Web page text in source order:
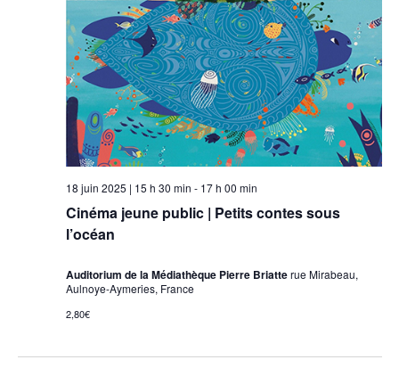
Cinéma jeune public | Petits contes sous
l’océan
18 juin 2025 | 15 h 30 min - 17 h 00 min
Auditorium de la Médiathèque Pierre Briatterue Mirabeau,
Aulnoye-Aymeries, France
2,80€